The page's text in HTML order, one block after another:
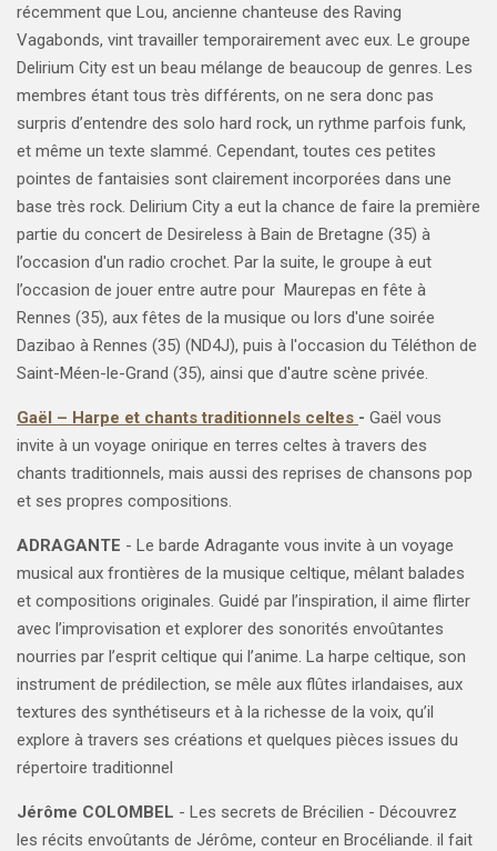
récemment que Lou, ancienne chanteuse des Raving
Vagabonds, vint travailler temporairement avec eux. Le groupe
Delirium City est un beau mélange de beaucoup de genres. Les
membres étant tous très différents, on ne sera donc pas
surpris d’entendre des solo hard rock, un rythme parfois funk,
et même un texte slammé. Cependant, toutes ces petites
pointes de fantaisies sont clairement incorporées dans une
base très rock. Delirium City a eut la chance de faire la première
partie du concert de Desireless à Bain de Bretagne (35) à
l’occasion d'un radio crochet. Par la suite, le groupe à eut
l’occasion de jouer entre autre pour Maurepas en fête à
Rennes (35), aux fêtes de la musique ou lors d'une soirée
Dazibao à Rennes (35) (ND4J), puis à l'occasion du Téléthon de
Saint-Méen-le-Grand (35), ainsi que d'autre scène privée.
Gaël – Harpe et chants traditionnels celtes - Gaël vous
invite à un voyage onirique en terres celtes à travers des
chants traditionnels, mais aussi des reprises de chansons pop
et ses propres compositions.
ADRAGANTE - Le barde Adragante vous invite à un voyage
musical aux frontières de la musique celtique, mêlant balades
et compositions originales. Guidé par l’inspiration, il aime flirter
avec l’improvisation et explorer des sonorités envoûtantes
nourries par l’esprit celtique qui l’anime. La harpe celtique, son
instrument de prédilection, se mêle aux flûtes irlandaises, aux
textures des synthétiseurs et à la richesse de la voix, qu’il
explore à travers ses créations et quelques pièces issues du
répertoire traditionnel
Jérôme COLOMBEL - Les secrets de Brécilien - Découvrez
les récits envoûtants de Jérôme, conteur en Brocéliande. il fait